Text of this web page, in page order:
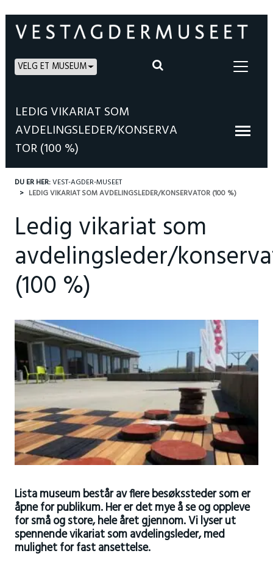
VELG ET MUSEUM
LEDIG VIKARIAT SOM
AVDELINGSLEDER/KONSERVA
TOR (100 %)
DU ER HER:VEST-AGDER-MUSEET
LEDIG VIKARIAT SOM AVDELINGSLEDER/KONSERVATOR (100 %)
Ledig vikariat som
avdelingsleder/
(100 %)
Lista museum består av flere besøkssteder som er
åpne for publikum. Her er det mye å se og oppleve
for små og store, hele året gjennom. Vi lyser ut
spennende vikariat som avdelingsleder, med
mulighet for fast ansettelse.